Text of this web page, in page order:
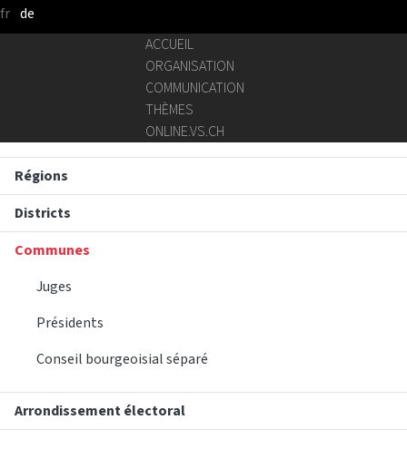
Saut au contenu principal
fr de
ACCUEIL
ORGANISATION
COMMUNICATION
THÈMES
ONLINE.VS.CH
Régions
Districts
Communes
Juges
Présidents
Conseil bourgeoisial séparé
Arrondissement électoral